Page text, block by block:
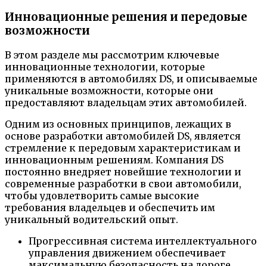
Инновационные решения и передовые
возможности
В этом разделе мы рассмотрим ключевые
инновационные технологии, которые
применяются в автомобилях DS, и описываемые
уникальные возможности, которые они
предоставляют владельцам этих автомобилей.
Одним из основных принципов, лежащих в
основе разработки автомобилей DS, является
стремление к передовым характеристикам и
инновационным решениям. Компания DS
постоянно внедряет новейшие технологии и
современные разработки в свои автомобили,
чтобы удовлетворить самые высокие
требования владельцев и обеспечить им
уникальный водительский опыт.
Прогрессивная система интеллектуального
управления движением обеспечивает